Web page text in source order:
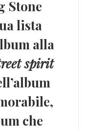
Stone
lista
alla
spirit
che